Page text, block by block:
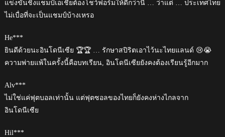
แข่งขันชิงแชมป์เอเชียต้องโชว์ฟอร์มให้ดีกว่านี้ … ว่าแต่ … ประเทศไทย
ไม่เบื่อที่จะเป็นแชมป์บ้างเหรอ
He***
ยินดีด้วยนะอินโดนีเซีย 🏆🏆 … รักษาสปิริตเอาไว้นะไทยแลนด์ 😢😭
ความพ่ายแพ้ในครั้งนี้คือบทเรียน, อินโดนีเซียยังคงต้องเรียนรู้อีกมาก
Alv***
ไม่ใช่แค่ฟุตบอลเท่านั้น แต่ฟุตซอลของไทยก็ยังคงห่างไกลจาก
อินโดนีเซีย
Hil***